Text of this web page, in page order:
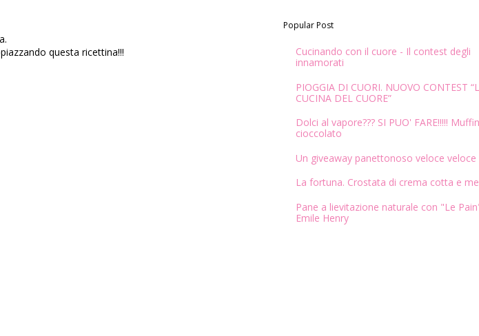
questa ricettina!!!
Popular Post
Cucinando con il cuore - Il contest degli
innamorati
PIOGGIA DI CUORI. NUOVO CONTEST
CUCINA DEL CUORE”
Dolci al vapore??? SI PUO' FARE!!!!!
cioccolato
Un giveaway panettonoso veloce veloce
La fortuna. Crostata di crema cotta e
Pane a lievitazione naturale con "Le
Emile Henry